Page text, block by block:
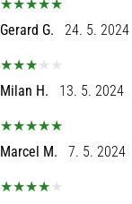
Gerard G. 24. 5. 2024
Milan H. 13. 5. 2024
Marcel M. 7. 5. 2024